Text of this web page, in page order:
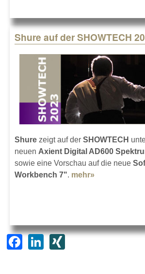
Shure auf der SHOWTECH
Shure zeigt auf der SHOWTECH
neuen Axient Digital AD600
sowie eine Vorschau auf die neue
Workbench 7". mehr»
F
Li XI